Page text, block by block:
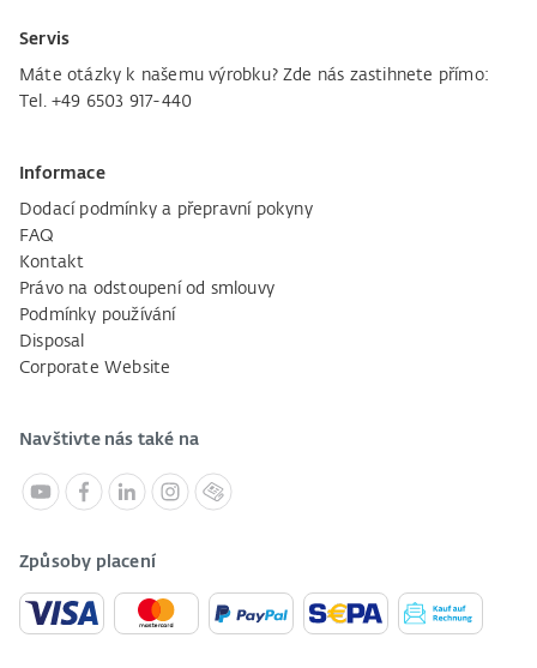
Servis
Máte otázky k našemu výrobku? Zde nás zastihnete přímo:
Tel. +49 6503 917-440
Informace
Dodací podmínky a přepravní pokyny
FAQ
Kontakt
Právo na odstoupení od smlouvy
Podmínky používání
Disposal
Corporate Website
Navštivte nás také na
Způsoby placení